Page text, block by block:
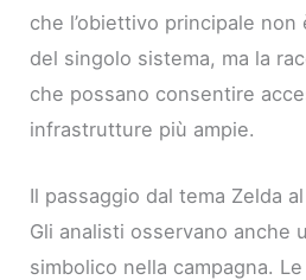
che l’obiettivo principale
del singolo sistema, ma la
che possano consentire
infrastrutture più ampie.
Il passaggio dal tema Zelda
Gli analisti osservano anche
simbolico nella campagna.